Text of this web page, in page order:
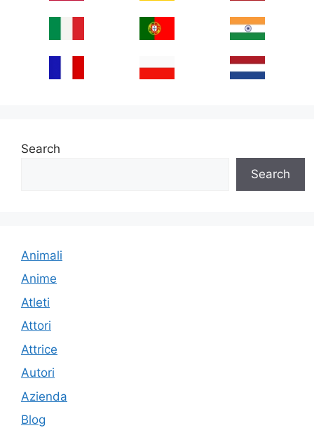
Search
Search
Animali
Anime
Atleti
Attori
Attrice
Autori
Azienda
Blog